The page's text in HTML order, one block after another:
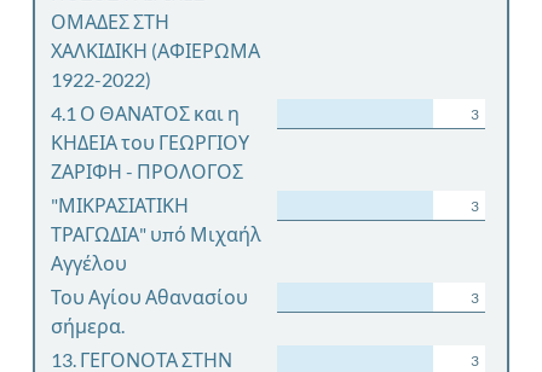
ΟΜΑΔΕΣ ΣΤΗ
ΧΑΛΚΙΔΙΚΗ (ΑΦΙΕΡΩΜΑ
1922-2022)
4.1 Ο ΘΑΝΑΤΟΣ και η
ΚΗΔΕΙΑ του ΓΕΩΡΓΙΟΥ
ΖΑΡΙΦΗ - ΠΡΟΛΟΓΟΣ
3
"ΜΙΚΡΑΣΙΑΤΙΚΗ
ΤΡΑΓΩΔΙΑ" υπό Μιχαήλ
Αγγέλου
3
Του Αγίου Αθανασίου
σήμερα.
3
13. ΓΕΓΟΝΟΤΑ ΣΤΗΝ
3